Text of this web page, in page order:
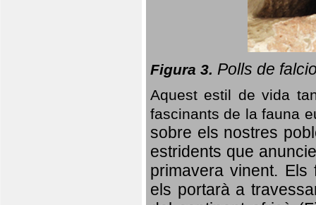
Figura 3. Polls de
Aquest estil de vida
fascinants de la fauna
sobre els nostres
estridents que
primavera vinent. Els
els portarà a